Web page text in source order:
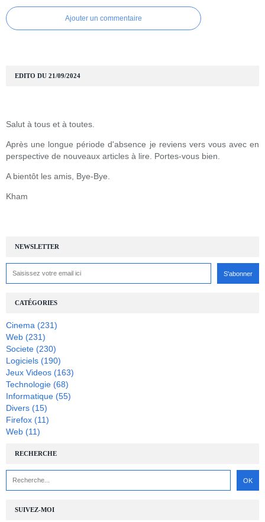
Ajouter un commentaire
NEWSLETTER
SUIVEZ-MOI
RECHERCHE
CATÉGORIES
Cinema (231)
Web (231)
Societe (230)
Logiciels (190)
Jeux Videos (163)
Technologie (68)
Informatique (55)
Divers (15)
Firefox (11)
Web (11)
EDITO DU 21/09/2024
Salut à tous et à toutes.
Après une longue période d'absence je reviens vers vous avec en
perspective de nouveaux articles à lire. Portes-vous bien.
A bientôt les amis, Bye-Bye.
Kham